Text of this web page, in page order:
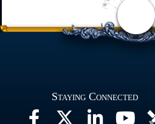
Staying Connected